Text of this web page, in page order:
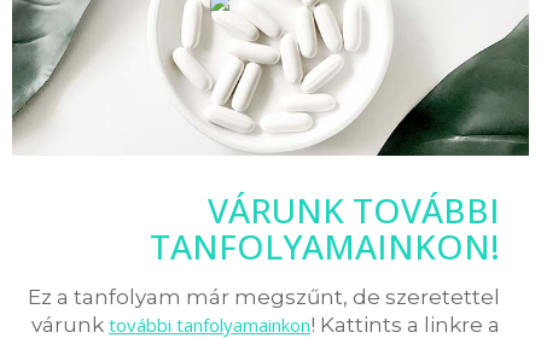
VÁRUNK TOVÁBBI
TANFOLYAMAINKON!
Ez a tanfolyam már megszűnt, de szeretettel
várunk további tanfolyamainkon! Kattints a linkre a